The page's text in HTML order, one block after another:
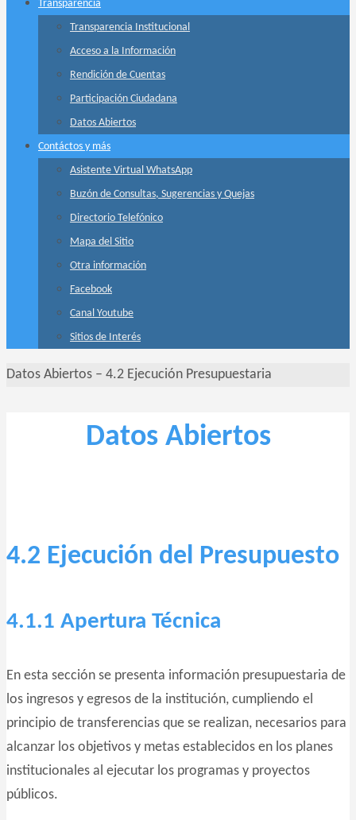
Transparencia
Transparencia Institucional
Acceso a la Información
Rendición de Cuentas
Participación Ciudadana
Datos Abiertos
Contáctos y más
Asistente Virtual WhatsApp
Buzón de Consultas, Sugerencias y Quejas
Directorio Telefónico
Mapa del Sitio
Otra información
Facebook
Canal Youtube
Sitios de Interés
Inicio
Datos Abiertos – 4.2 Ejecución Presupuestaria
Datos Abiertos
4.2 Ejecución del Presupuesto
4.1.1 Apertura Técnica
En esta sección se presenta información presupuestaria de
los ingresos y egresos de la institución, cumpliendo el
principio de transferencias que se realizan, necesarios para
alcanzar los objetivos y metas establecidos en los planes
institucionales al ejecutar los programas y proyectos
públicos.